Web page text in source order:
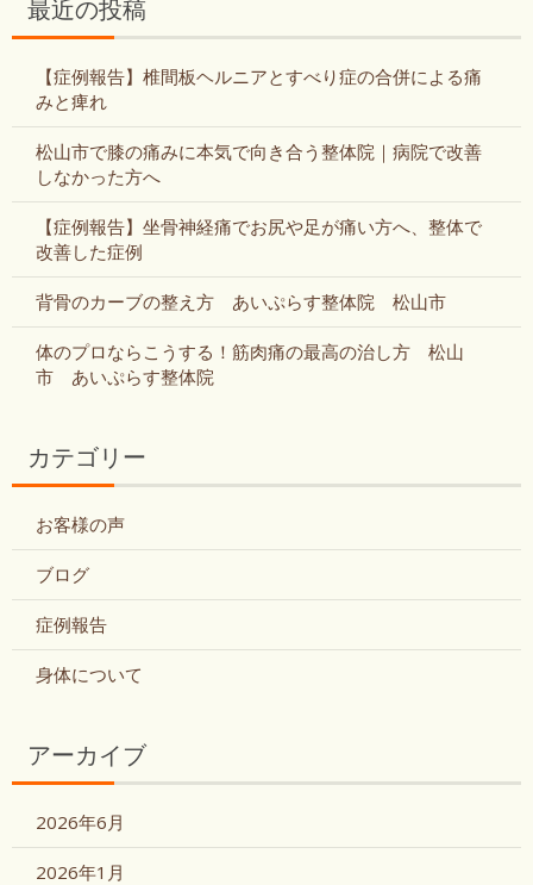
最近の投稿
【症例報告】椎間板ヘルニアとすべり症の合併による痛
みと痺れ
松山市で膝の痛みに本気で向き合う整体院｜病院で改善
しなかった方へ
【症例報告】坐骨神経痛でお尻や足が痛い方へ、整体で
改善した症例
背骨のカーブの整え方 あいぷらす整体院 松山市
体のプロならこうする！筋肉痛の最高の治し方 松山
市 あいぷらす整体院
カテゴリー
お客様の声
ブログ
症例報告
身体について
アーカイブ
2026年6月
2026年1月